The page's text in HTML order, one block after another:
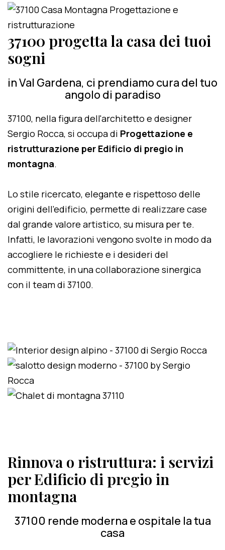
37100 progetta la casa dei tuoi
sogni
in Val Gardena, ci prendiamo cura del tuo
angolo di paradiso
37100, nella figura dell'architetto e designer
Sergio Rocca, si occupa di Progettazione e
ristrutturazione per Edificio di pregio in
montagna.
Lo stile ricercato, elegante e rispettoso delle
origini dell'edificio, permette di realizzare case
dal grande valore artistico, su misura per te.
Infatti, le lavorazioni vengono svolte in modo da
accogliere le richieste e i desideri del
committente, in una collaborazione sinergica
con il team di 37100.
Rinnova o ristruttura: i servizi
per Edificio di pregio in
montagna
37100 rende moderna e ospitale la tua
casa